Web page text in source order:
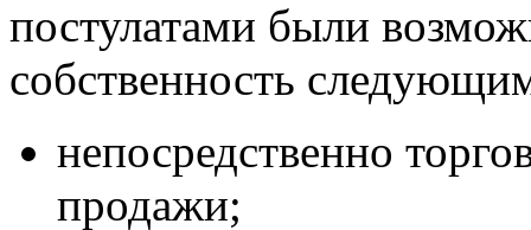
постулатами были
собственность
непосредственно
продажи;